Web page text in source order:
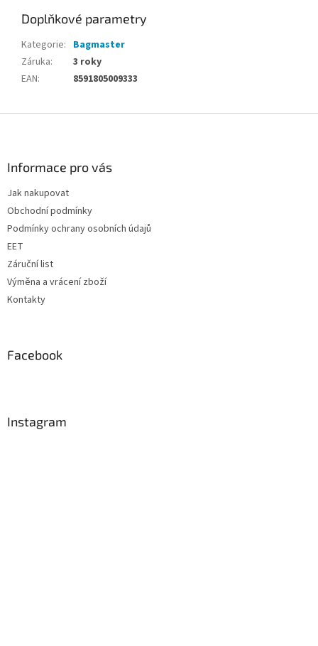
Doplňkové parametry
Kategorie: Bagmaster
Záruka:
3 roky
EAN: 8591805009333
Informace pro vás
Jak nakupovat
Obchodní podmínky
Podmínky ochrany osobních údajů
EET
Záruční list
Výměna a vrácení zboží
Kontakty
Facebook
Instagram